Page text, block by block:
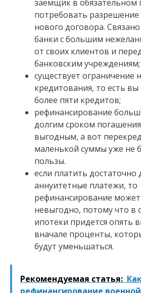
заемщик в обязательном
потребовать
нового договора.
банки с большим
от своих клиентов и
банковским учреждениям;
существует ограничение
кредитования, то есть
более пяти кредитов;
рефинансирование
долгим сроком погашения
выгодным, а вот
маленькой суммы уже не
пользы.
если платить достаточно
аннуитетные платежи, то
рефинансирование может
невыгодно, потому что в
ипотеки придется опять
вначале проценты,
будут уменьшаться.
Рекомендуемая статья: